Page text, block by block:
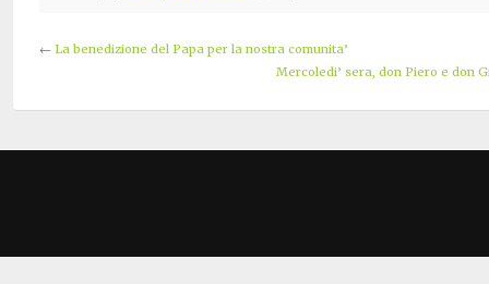
← La benedizione del Papa per la nostra comunita’
Mercoledi’ sera, don Piero e don